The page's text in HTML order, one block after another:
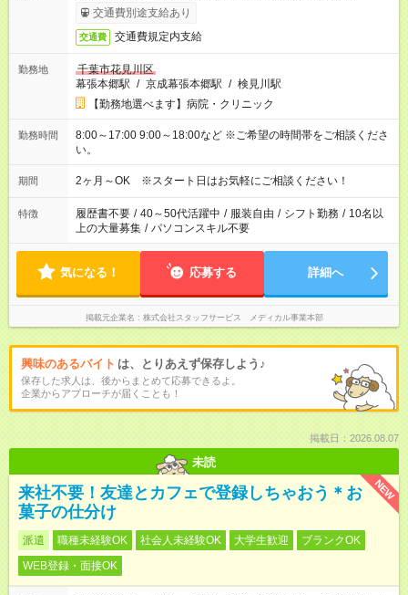
交通費別途支給あり
交通費 交通費規定内支給
勤務地
千葉市花見川区
幕張本郷駅 / 京成幕張本郷駅 / 検見川駅
【勤務地選べます】病院・クリニック
勤務時間
8:00～17:00 9:00～18:00など ※ご希望の時間帯をご相談くださ
い。
期間 2ヶ月～OK ※スタート日はお気軽にご相談ください！
特徴 履歴書不要 / 40～50代活躍中 / 服装自由 / シフト勤務 / 10名以
上の大量募集 / パソコンスキル不要
気になる！ 応募する 詳細へ
掲載元企業名 株式会社スタッフサービス メディカル事業本部
興味のあるバイト は、とりあえず保存しよう♪
保存した求人は、後からまとめて応募できるよ。
企業からアプローチが届くことも！
掲載日：2026.08.07
未読
NEW
来社不要！友達とカフェで登録しちゃおう＊お
菓子の仕分け
派遣 職種未経験OK 社会人未経験OK 大学生歓迎
ブランクOK
WEB登録・面接OK